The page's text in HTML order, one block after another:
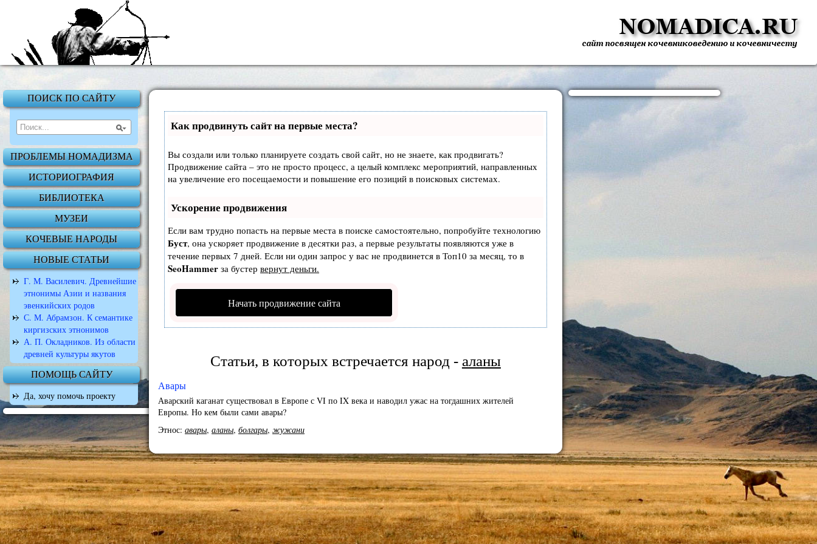
ПОИСК ПО САЙТУ
ПРОБЛЕМЫ НОМАДИЗМА
ИСТОРИОГРАФИЯ
БИБЛИОТЕКА
МУЗЕИ
КОЧЕВЫЕ НАРОДЫ
НОВЫЕ СТАТЬИ
Г. М. Василевич. Древнейшие
этнонимы Азии и названия
эвенкийских родов
С. М. Абрамзон. К семантике
киргизских этнонимов
А. П. Окладников. Из области
древней культуры якутов
ПОМОЩЬ САЙТУ
Да, хочу помочь проекту
Как продвинуть сайт на первые места?
Вы создали или только планируете создать свой сайт, но не знаете, как продвигать?
Продвижение сайта – это не просто процесс, а целый комплекс мероприятий, направленных
на увеличение его посещаемости и повышение его позиций в поисковых системах.
Ускорение продвижения
Если вам трудно попасть на первые места в поиске самостоятельно, попробуйте технологию
Буст, она ускоряет продвижение в десятки раз, а первые результаты появляются уже в
течение первых 7 дней. Если ни один запрос у вас не продвинется в Топ10 за месяц, то в
SeoHammer за бустер вернут деньги.
Начать продвижение сайта
Статьи, в которых встречается народ - аланы
Авары
Аварский каганат существовал в Европе с VI по IX века и наводил ужас на тогдашних жителей
Европы. Но кем были сами авары?
Этнос: авары, аланы, болгары, жужани